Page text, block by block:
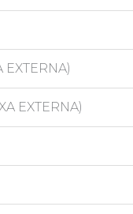
EXTERNA)
EXTERNA)